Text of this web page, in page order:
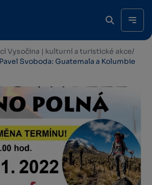
Vysočina | kulturní a turistické akce/
Svoboda: Guatemala a Kolumbie